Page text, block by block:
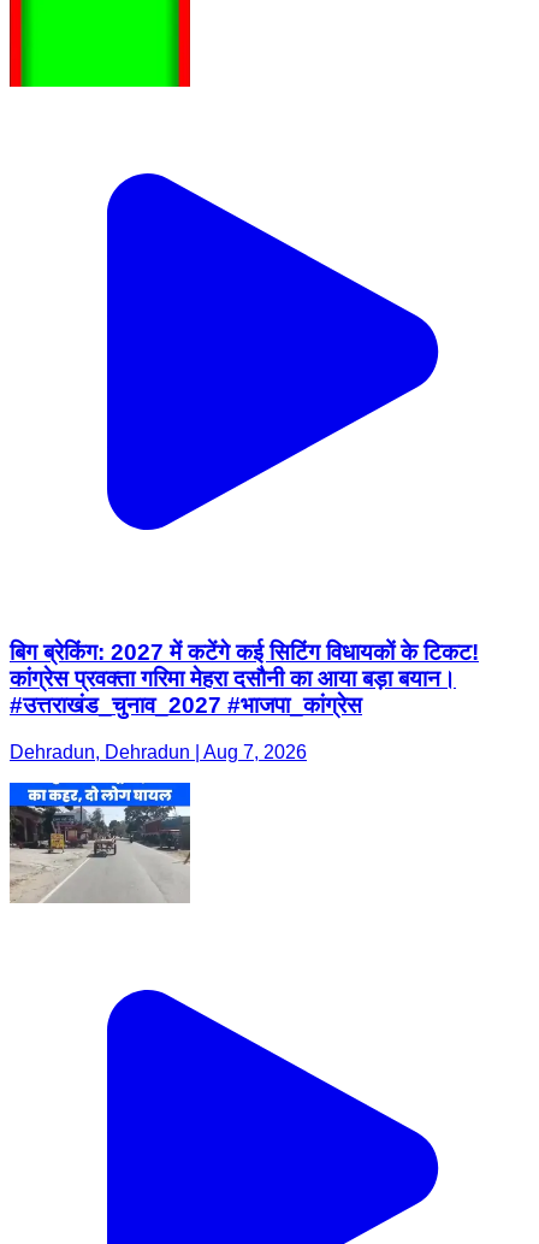
बिग ब्रेकिंग: 2027 में कटेंगे कई सिटिंग विधायकों के टिकट!
कांग्रेस प्रवक्ता गरिमा मेहरा दसौनी का आया बड़ा बयान।
#उत्तराखंड_चुनाव_2027 #भाजपा_कांग्रेस
Dehradun, Dehradun | Aug 7, 2026